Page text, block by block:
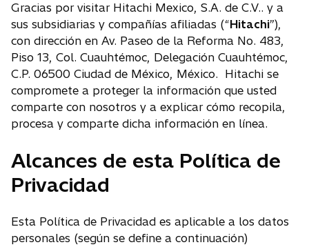
Gracias por visitar Hitachi Mexico, S.A. de C.V.. y a
sus subsidiarias y compañías afiliadas (“Hitachi”),
con dirección en Av. Paseo de la Reforma No. 483,
Piso 13, Col. Cuauhtémoc, Delegación Cuauhtémoc,
C.P. 06500 Ciudad de México, México. Hitachi se
compromete a proteger la información que usted
comparte con nosotros y a explicar cómo recopila,
procesa y comparte dicha información en línea.
Alcances de esta Política de
Privacidad
Esta Política de Privacidad es aplicable a los datos
personales (según se define a continuación)